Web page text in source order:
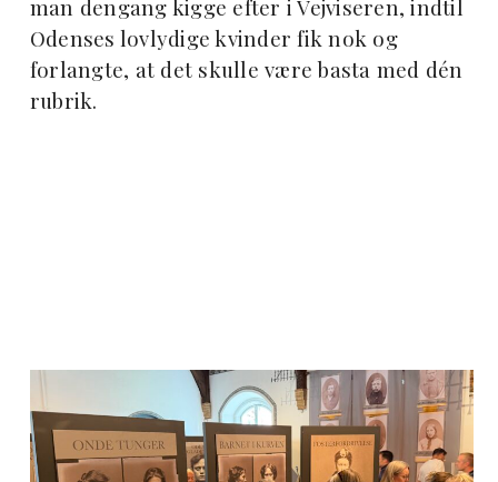
man dengang kigge efter i Vejviseren, indtil
Odenses lovlydige kvinder fik nok og
forlangte, at det skulle være basta med dén
rubrik.